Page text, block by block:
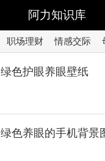
阿力知识库
职场理财 情感交际
绿色护眼养眼壁纸
绿色养眼的手机背景